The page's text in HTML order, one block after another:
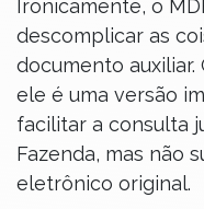
Ironicamente, o
descomplicar as
documento auxiliar.
ele é uma versão
facilitar a consulta
Fazenda, mas não
eletrônico original.